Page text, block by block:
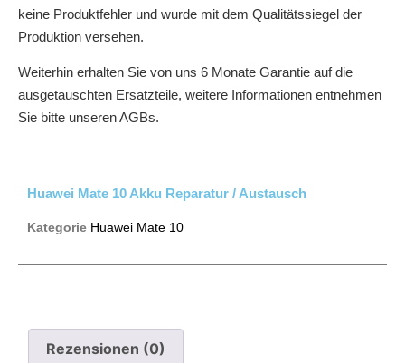
keine Produktfehler und wurde mit dem Qualitätssiegel der
Produktion versehen.
Weiterhin erhalten Sie von uns 6 Monate Garantie auf die
ausgetauschten Ersatzteile, weitere Informationen entnehmen
Sie bitte unseren AGBs.
Huawei Mate 10 Akku Reparatur / Austausch
Kategorie Huawei Mate 10
Rezensionen (0)